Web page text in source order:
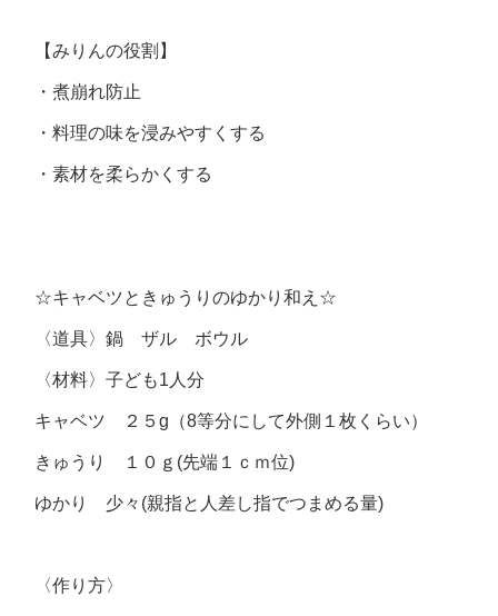
【みりんの役割】
・煮崩れ防止
・料理の味を浸みやすくする
・素材を柔らかくする
☆キャベツときゅうりのゆかり和え☆
〈道具〉鍋 ザル ボウル
〈材料〉子ども1人分
キャベツ ２５g（8等分にして外側１枚くらい）
きゅうり １０ｇ(先端１ｃｍ位)
ゆかり 少々(親指と人差し指でつまめる量)
〈作り方〉